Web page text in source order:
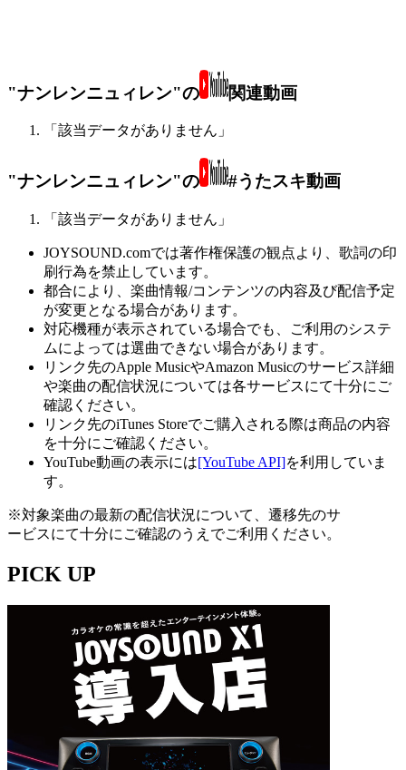
"ナンレンニュィレン"の 関連動画
「該当データがありません」
"ナンレンニュィレン"の #うたスキ動画
「該当データがありません」
JOYSOUND.comでは著作権保護の観点より、歌詞の印
刷行為を禁止しています。
都合により、楽曲情報/コンテンツの内容及び配信予定
が変更となる場合があります。
対応機種が表示されている場合でも、ご利用のシステ
ムによっては選曲できない場合があります。
リンク先のApple MusicやAmazon Musicのサービス詳細
や楽曲の配信状況については各サービスにて十分にご
確認ください。
リンク先のiTunes Storeでご購入される際は商品の内容
を十分にご確認ください。
YouTube動画の表示には[YouTube API]を利用していま
す。
※対象楽曲の最新の配信状況について、遷移先のサ
ービスにて十分にご確認のうえでご利用ください。
PICK UP